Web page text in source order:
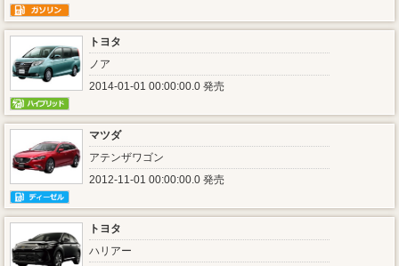
トヨタ
ノア
2014-01-01 00:00:00.0 発売
マツダ
アテンザワゴン
2012-11-01 00:00:00.0 発売
トヨタ
ハリアー